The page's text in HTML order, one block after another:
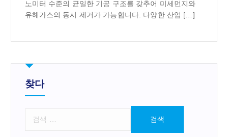
노미터 수준의 균일한 기공 구조를 갖추어 미세먼지와
유해가스의 동시 제거가 가능합니다. 다양한 산업 […]
찾다